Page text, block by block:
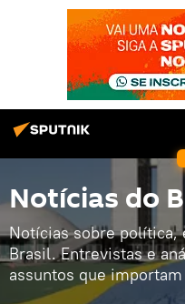
Notícias do
Notícias sobre política,
Brasil. Entrevistas e
assuntos que